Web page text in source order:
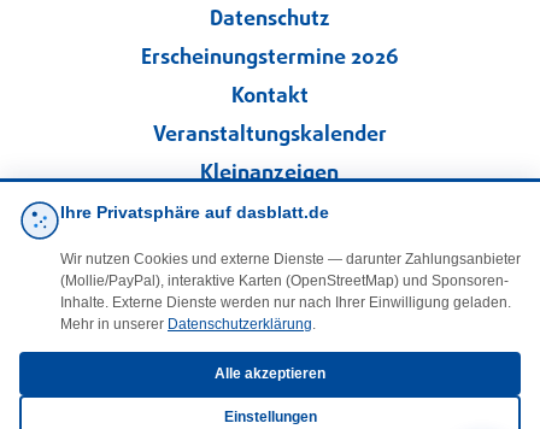
Datenschutz
Erscheinungstermine 2026
Kontakt
Veranstaltungskalender
Kleinanzeigen
Folgen Sie uns!
facebook
Ihre Privatsphäre auf dasblatt.de
Wir nutzen Cookies und externe Dienste — darunter Zahlungsanbieter
(Mollie/PayPal), interaktive Karten (OpenStreetMap) und Sponsoren-
Inhalte. Externe Dienste werden nur nach Ihrer Einwilligung geladen.
Mehr in unserer Datenschutzerklärung.
Alle akzeptieren
Einstellungen